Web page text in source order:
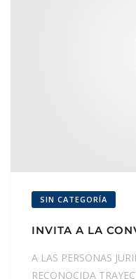
SIN CATEGORÍA
INVITA A LA
A LAS PERSONAS
RECONOCIDA